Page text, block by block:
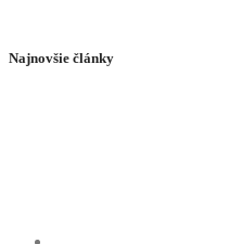
Najnovšie články